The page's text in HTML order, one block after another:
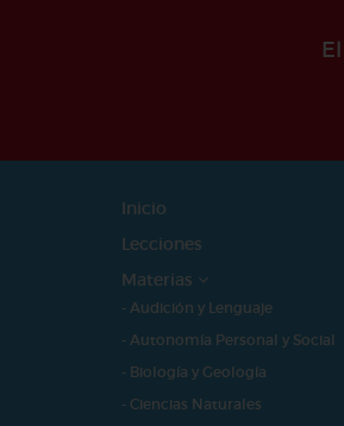
Inicio
Lecciones
Materias
- Audición y Lenguaje
- Autonomía Personal y Social
- Biología y Geología
- Ciencias Naturales